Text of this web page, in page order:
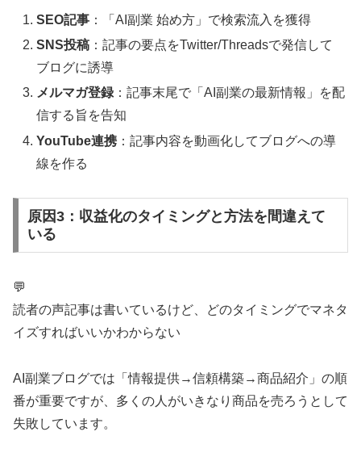
SEO記事 ：「AI副業 始め方」で検索流入を獲得
SNS投稿 ：記事の要点をTwitter/Threadsで発信して
ブログに誘導
メルマガ登録：記事末尾で「AI副業の最新情報」を配
信する旨を告知
YouTube連携 ：記事内容を動画化してブログへの導
線を作る
原因3：収益化のタイミングと方法を間違えて
いる
💬
読者の声記事は書いているけど、どのタイミングでマネタ
イズすればいいかわからない
AI副業ブログでは「情報提供→信頼構築→商品紹介」の順
番が重要ですが、多くの人がいきなり商品を売ろうとして
失敗しています。